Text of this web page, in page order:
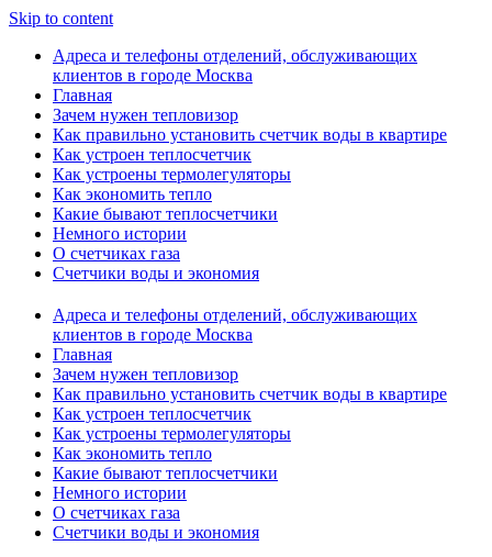
Skip to content
Адреса и телефоны отделений, обслуживающих
клиентов в городе Москва
Главная
Зачем нужен тепловизор
Как правильно установить счетчик воды в квартире
Как устроен теплосчетчик
Как устроены термолегуляторы
Как экономить тепло
Какие бывают теплосчетчики
Немного истории
О счетчиках газа
Счетчики воды и экономия
Адреса и телефоны отделений, обслуживающих
клиентов в городе Москва
Главная
Зачем нужен тепловизор
Как правильно установить счетчик воды в квартире
Как устроен теплосчетчик
Как устроены термолегуляторы
Как экономить тепло
Какие бывают теплосчетчики
Немного истории
О счетчиках газа
Счетчики воды и экономия